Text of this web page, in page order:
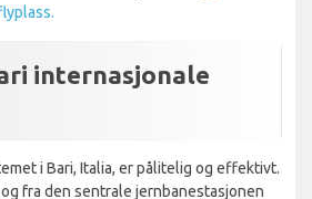
internasjonale
i Bari, Italia, er pålitelig og effektivt.
fra den sentrale jernbanestasjonen